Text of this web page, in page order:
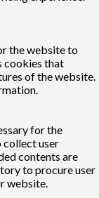
the website to
cookies that
of the website.
for the
collect user
contents are
to procure user
website.